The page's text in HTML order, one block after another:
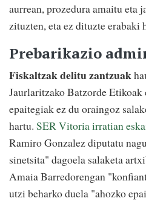
aurrean, prozedura amaitu eta
zituzten, eta ez dituzte erabaki
Prebarikazio
Fiskaltzak delitu zantzuak
Jaurlaritzako Batzorde Etikoak
epaitegiak ez du oraingoz
hartu. SER Vitoria irratian
Ramiro Gonzalez diputatu
sinetsita" dagoela salaketa
Amaia Barredorengan
utzi beharko duela "ahozko